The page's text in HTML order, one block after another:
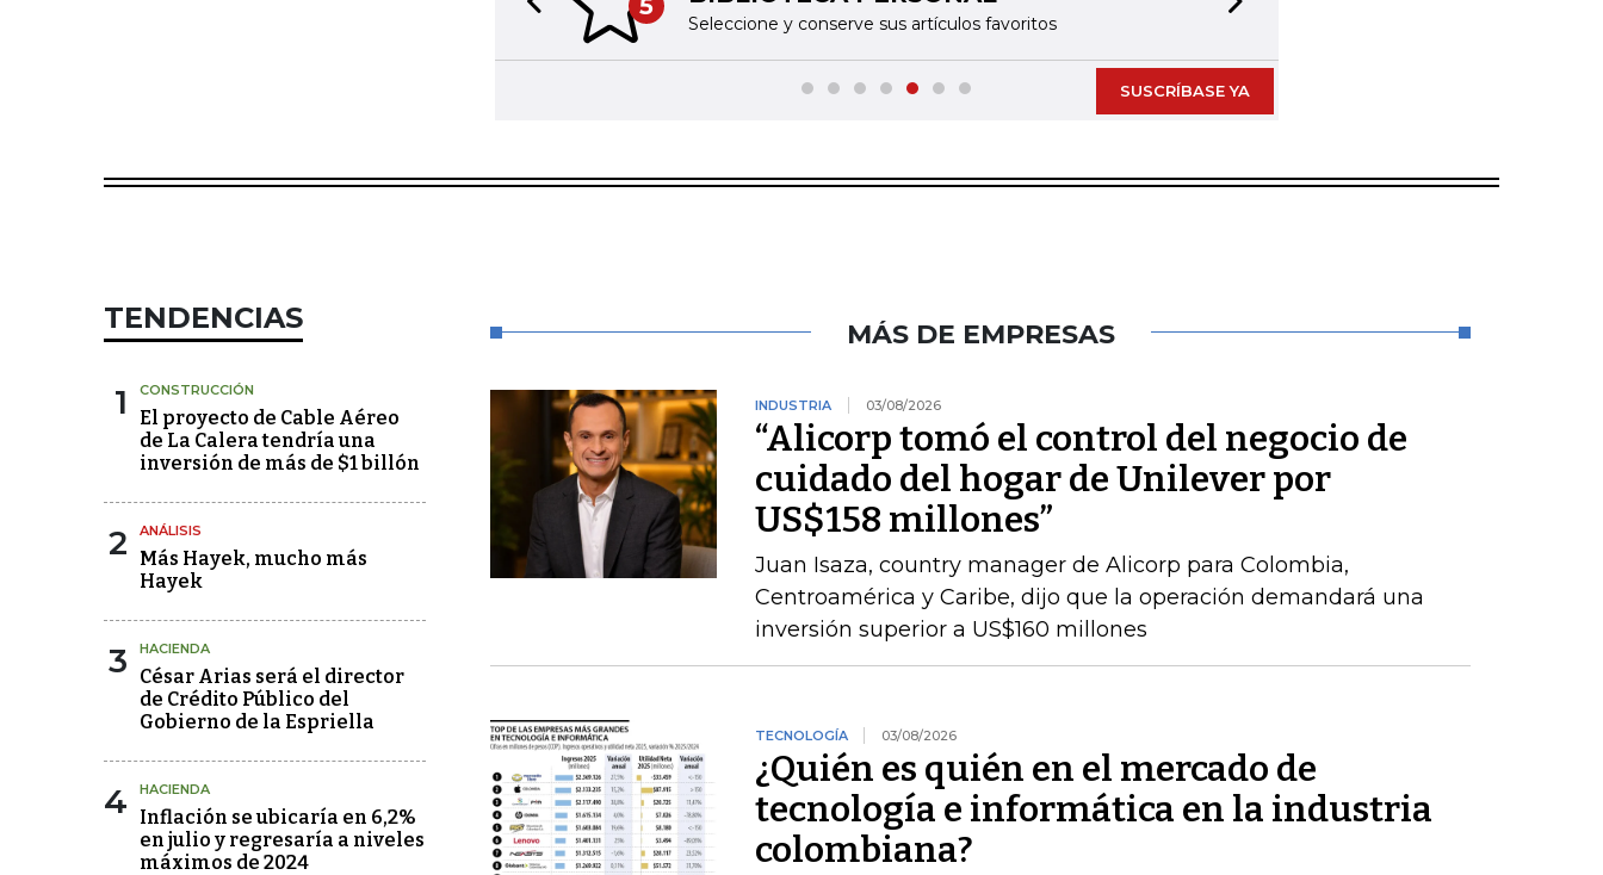
5
Seleccione y conserve sus artículos favoritos
Previous slide
SUSCRÍBASE YA
TENDENCIAS
1 CONSTRUCCIÓN
El proyecto de Cable Aéreo
de La Calera tendría una
inversión de más de $1 billón
2 ANÁLISIS
Más Hayek, mucho más
Hayek
3 HACIENDA
César Arias será el director
de Crédito Público del
Gobierno de la Espriella
4 HACIENDA
Inflación se ubicaría en 6,2%
en julio y regresaría a niveles
máximos de 2024
MÁS DE EMPRESAS
INDUSTRIA 03/08/2026
“Alicorp tomó el control del negocio de
cuidado del hogar de Unilever por
US$158 millones”
Juan Isaza, country manager de Alicorp para Colombia,
Centroamérica y Caribe, dijo que la operación demandará una
inversión superior a US$160 millones
TECNOLOGÍA 03/08/2026
¿Quién es quién en el mercado de
tecnología e informática en la industria
colombiana?